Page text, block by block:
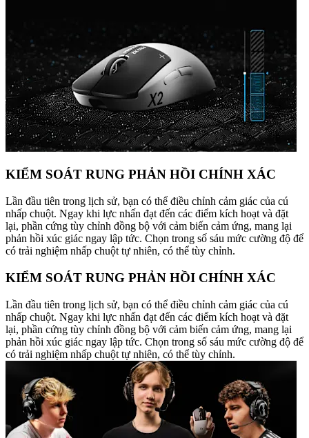
KIỂM SOÁT RUNG PHẢN HỒI CHÍNH XÁC
Lần đầu tiên trong lịch sử, bạn có thể điều chỉnh cảm giác của cú
nhấp chuột. Ngay khi lực nhấn đạt đến các điểm kích hoạt và đặt
lại, phần cứng tùy chỉnh đồng bộ với cảm biến cảm ứng, mang lại
phản hồi xúc giác ngay lập tức. Chọn trong số sáu mức cường độ để
có trải nghiệm nhấp chuột tự nhiên, có thể tùy chỉnh.
KIỂM SOÁT RUNG PHẢN HỒI CHÍNH XÁC
Lần đầu tiên trong lịch sử, bạn có thể điều chỉnh cảm giác của cú
nhấp chuột. Ngay khi lực nhấn đạt đến các điểm kích hoạt và đặt
lại, phần cứng tùy chỉnh đồng bộ với cảm biến cảm ứng, mang lại
phản hồi xúc giác ngay lập tức. Chọn trong số sáu mức cường độ để
có trải nghiệm nhấp chuột tự nhiên, có thể tùy chỉnh.